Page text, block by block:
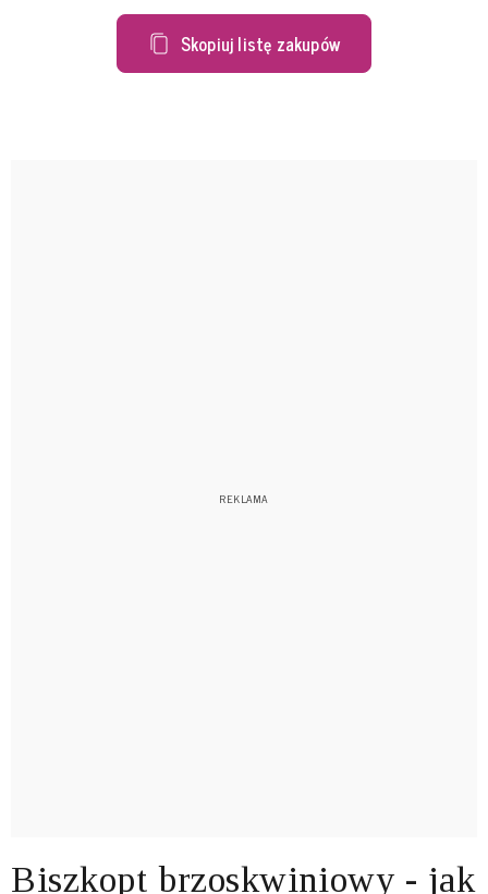
Skopiuj listę zakupów
Biszkopt brzoskwiniowy - jak